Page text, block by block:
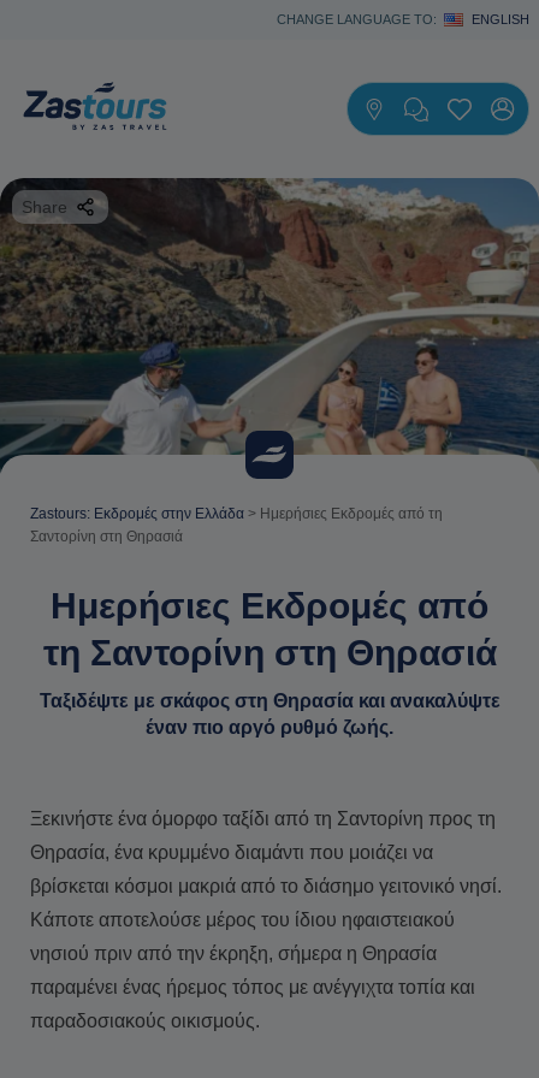
CHANGE LANGUAGE TO: ENGLISH
Share
Zastours: Εκδρομές στην Ελλάδα > Ημερήσιες Eκδρομές από τη
Σαντορίνη στη Θηρασιά
Ημερήσιες Eκδρομές από
τη Σαντορίνη στη Θηρασιά
Ταξιδέψτε με σκάφος στη Θηρασία και ανακαλύψτε
έναν πιο αργό ρυθμό ζωής.
Ξεκινήστε ένα όμορφο ταξίδι από τη Σαντορίνη προς τη
Θηρασία, ένα κρυμμένο διαμάντι που μοιάζει να
βρίσκεται κόσμοι μακριά από το διάσημο γειτονικό νησί.
Κάποτε αποτελούσε μέρος του ίδιου ηφαιστειακού
νησιού πριν από την έκρηξη, σήμερα η Θηρασία
παραμένει ένας ήρεμος τόπος με ανέγγιχτα τοπία και
παραδοσιακούς οικισμούς.